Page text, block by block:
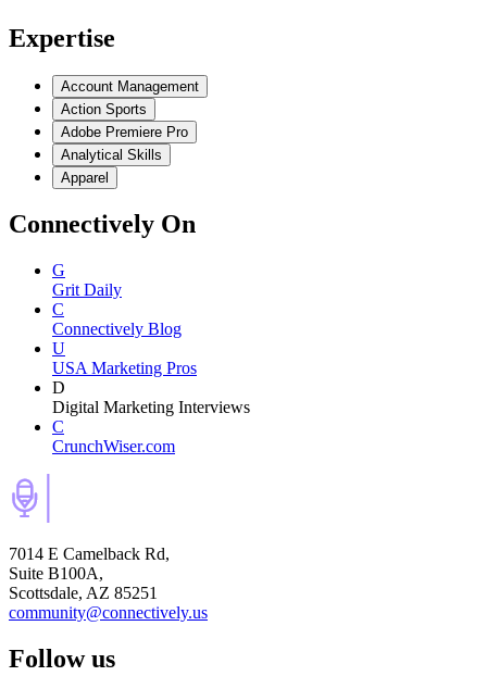
Expertise
Account Management
Action Sports
Adobe Premiere Pro
Analytical Skills
Apparel
Connectively On
G
Grit Daily
C
Connectively Blog
U
USA Marketing Pros
D
Digital Marketing Interviews
C
CrunchWiser.com
7014 E Camelback Rd,
Suite B100A,
Scottsdale, AZ 85251
community@connectively.us
Follow us